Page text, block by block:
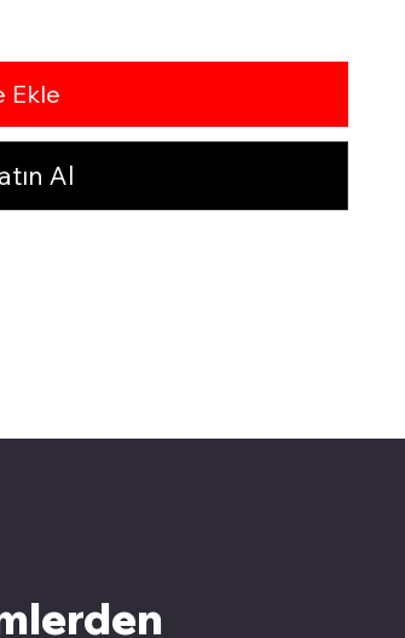
Ekle
Al